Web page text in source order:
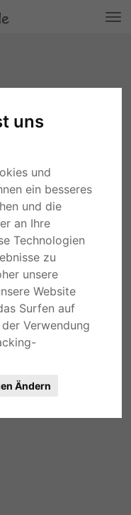
uns
und
ein besseres
und die
an Ihre
Technologien
zu
unsere
Website
Surfen auf
Verwendung
Ändern